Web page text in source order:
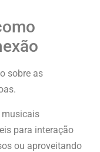
sobre as
musicais
para interação
ou aproveitando